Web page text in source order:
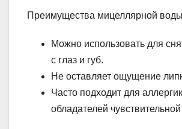
Преимущества мицеллярной
Можно использовать для
с глаз и губ.
Не оставляет ощущение
Часто подходит для
обладателей